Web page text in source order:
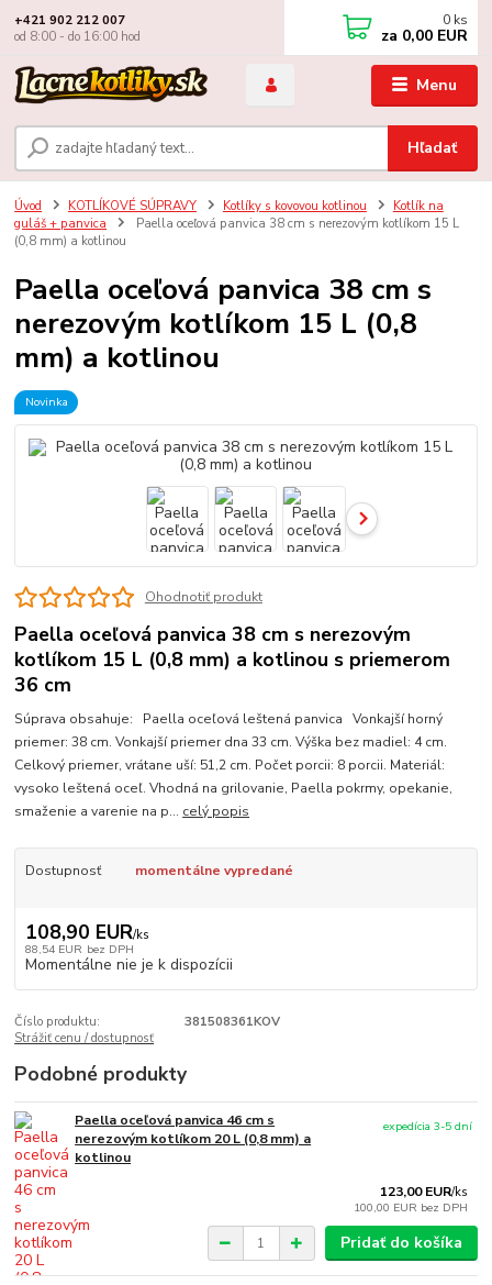
Menu
Hľadať
+421 902 212 007
od 8:00 - do 16:00 hod
0 ks
za 0,00 EUR
Úvod KOTLÍKOVÉ SÚPRAVY Kotlíky s kovovou kotlinou
Kotlík na
guláš + panvica
Paella oceľová panvica 38 cm s nerezovým kotlíkom 15 L
(0,8 mm) a kotlinou
Paella oceľová panvica 38 cm s
nerezovým kotlíkom 15 L (0,8
mm) a kotlinou
Novinka
Ohodnotiť produkt
Paella oceľová panvica 38 cm s nerezovým
kotlíkom 15 L (0,8 mm) a kotlinou s priemerom
36 cm
Súprava obsahuje: Paella oceľová leštená panvica Vonkajší horný
priemer: 38 cm. Vonkajší priemer dna 33 cm. Výška bez madiel: 4 cm.
Celkový priemer, vrátane uší: 51,2 cm. Počet porcii: 8 porcii. Materiál:
vysoko leštená oceľ. Vhodná na grilovanie, Paella pokrmy, opekanie,
smaženie a varenie na p... celý popis
Dostupnosť momentálne vypredané
108,90 EUR/ks
88,54 EUR bez DPH
Momentálne nie je k dispozícii
Číslo produktu:
381508361KOV
Strážiť cenu / dostupnosť
Podobné produkty
Paella oceľová panvica 46 cm s
nerezovým kotlíkom 20 L (0,8 mm) a
kotlinou
123,00 EUR/ks
100,00 EUR bez DPH
expedícia 3-5 dní
Pridať do košíka